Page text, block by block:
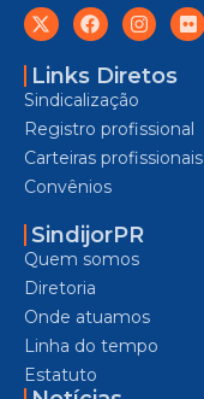
Links Diretos
Sindicalização
Registro profissional
Carteiras profissionais
Convênios
SindijorPR
Quem somos
Diretoria
Onde atuamos
Linha do tempo
Estatuto